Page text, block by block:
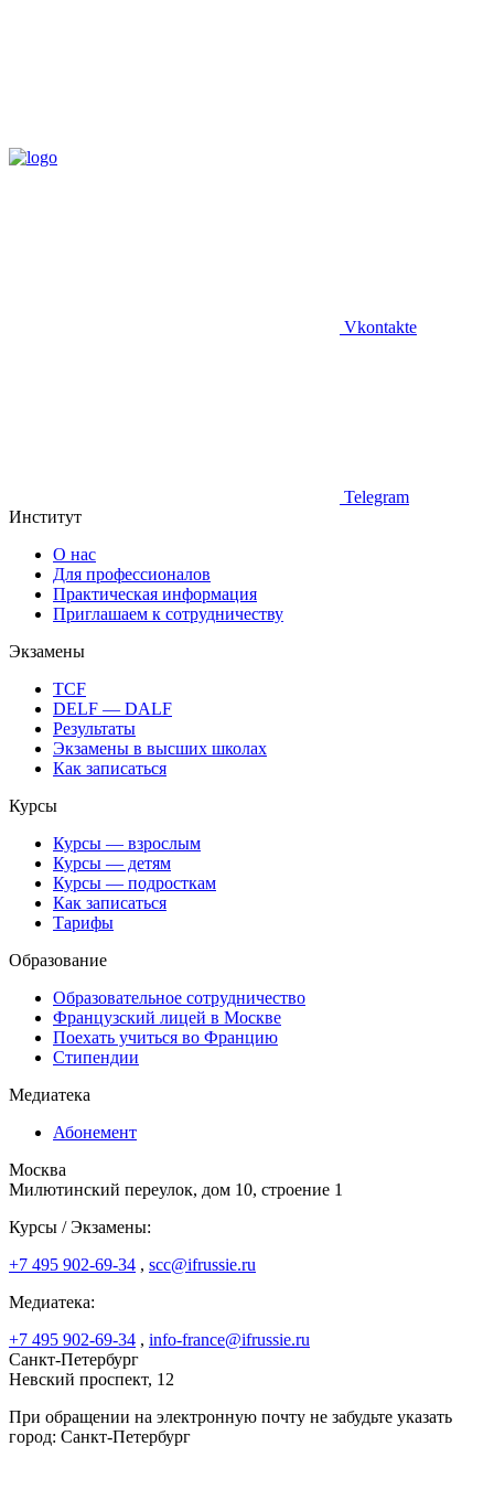
Vkontakte
Telegram
Институт
О нас
Для профессионалов
Практическая информация
Приглашаем к сотрудничеству
Экзамены
TCF
DELF — DALF
Результаты
Экзамены в высших школах
Как записаться
Курсы
Курсы — взрослым
Курсы — детям
Курсы — подросткам
Как записаться
Тарифы
Образование
Образовательное сотрудничество
Французский лицей в Москве
Поехать учиться во Францию
Стипендии
Медиатека
Абонемент
Москва
Милютинский переулок, дом 10, строение 1
Курсы / Экзамены:
+7 495 902-69-34 , scc@ifrussie.ru
Медиатека:
+7 495 902-69-34 , info-france@ifrussie.ru
Санкт-Петербург
Невский проспект, 12
При обращении на электронную почту не забудьте указать
город: Санкт-Петербург